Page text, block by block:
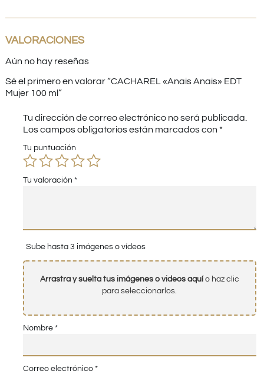
VALORACIONES
Aún no hay reseñas
Sé el primero en valorar “CACHAREL «Anais Anais» EDT
Mujer 100 ml”
Tu dirección de correo electrónico no será publicada.
Los campos obligatorios están marcados con *
Tu puntuación
Tu valoración *
Sube hasta 3 imágenes o vídeos
Arrastra y suelta tus imágenes o videos aquío haz clic
para seleccionarlos.
Nombre *
Correo electrónico *